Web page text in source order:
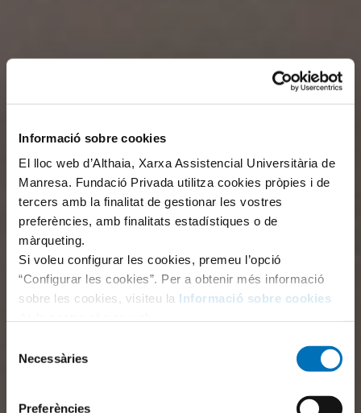
Informació sobre cookies
El lloc web d’Althaia, Xarxa Assistencial Universitària de
Manresa. Fundació Privada utilitza cookies pròpies i de
tercers amb la finalitat de gestionar les vostres
preferències, amb finalitats estadístiques o de
màrqueting.
Si voleu configurar les cookies, premeu l’opció
“Configurar les cookies”. Per a obtenir més informació
sobre les cookies, visiteu la Informació sobre cookies
Necessàries
Preferències